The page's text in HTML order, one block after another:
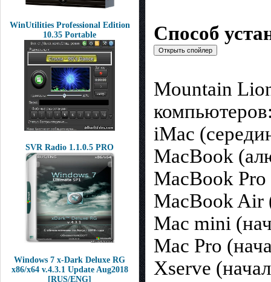
WinUtilities Professional Edition
10.35 Portable
SVR Radio 1.1.0.5 PRO
Windows 7 x-Dark Deluxe RG
x86/x64 v.4.3.1 Update Aug2018
[RUS/ENG]
Cпособ
Mountain
iMac
MacBook
MacBook Pro
MacBook Air
Mac mini
Mac Pro
Xserve